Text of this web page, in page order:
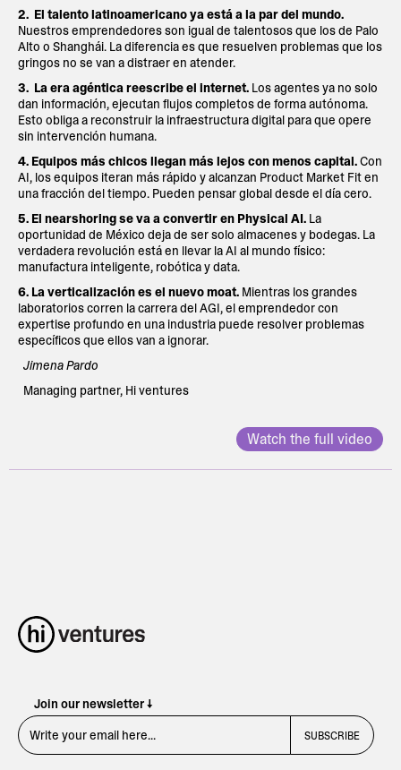
2. El talento latinoamericano ya está a la par del mundo.
Nuestros emprendedores son igual de talentosos que los de Palo
Alto o Shanghái. La diferencia es que resuelven problemas que los
gringos no se van a distraer en atender.
3. La era agéntica reescribe el internet. Los agentes ya no solo
dan información, ejecutan flujos completos de forma autónoma.
Esto obliga a reconstruir la infraestructura digital para que opere
sin intervención humana.
4. Equipos más chicos llegan más lejos con menos capital.Con
AI, los equipos iteran más rápido y alcanzan Product Market Fit en
una fracción del tiempo. Pueden pensar global desde el día cero.
5. El nearshoring se va a convertir en Physical AI. La
oportunidad de México deja de ser solo almacenes y bodegas. La
verdadera revolución está en llevar la AI al mundo físico:
manufactura inteligente, robótica y data.
6. La verticalización es el nuevo moat. Mientras los grandes
laboratorios corren la carrera del AGI, el emprendedor con
expertise profundo en una industria puede resolver problemas
específicos que ellos van a ignorar.
Jimena Pardo
Managing partner, Hi ventures
Watch the full video
Join our newsletter ↓